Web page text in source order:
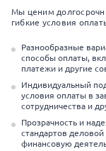
Мы ценим
гибкие условия
Разнообразные
способы оплаты,
платежи и другие
Индивидуальный
условия оплаты в
сотрудничества и
Прозрачность и
стандартов
финансовую